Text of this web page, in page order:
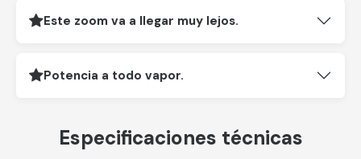
Este zoom va a llegar muy lejos.
Potencia a todo vapor.
Especificaciones técnicas